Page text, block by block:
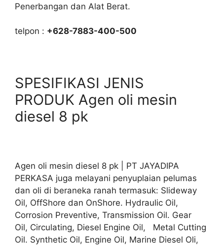
Penerbangan dan Alat Berat.
telpon : +628-7883-400-500
SPESIFIKASI JENIS
PRODUK Agen oli mesin
diesel 8 pk
Agen oli mesin diesel 8 pk | PT JAYADIPA
PERKASA juga melayani penyuplaian pelumas
dan oli di beraneka ranah termasuk: Slideway
Oil, OffShore dan OnShore. Hydraulic Oil,
Corrosion Preventive, Transmission Oil. Gear
Oil, Circulating, Diesel Engine Oil, Metal Cutting
Oil. Synthetic Oil, Engine Oil, Marine Diesel Oli,